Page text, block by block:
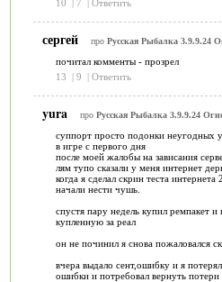
10
| 7 | Ответить
сергей про Русская Рыбалка 3.9.9.24
почитал комменты - прозрел
13
| 9 | Ответить
yura про Русская Рыбалка 3.9.9.24
суппорт просто подонки неугодных
в игре с первого дня
после моей жалобы на зависания
лям тупо сказали у меня интернет
когда я сделал скрин теста
начали нести чушь.
спустя пару недель купил ремпакет
купленную за реал
он не починил я снова пожаловался
вчера выдало сент,ошибку и я
ошибки и потребовал вернуть потери